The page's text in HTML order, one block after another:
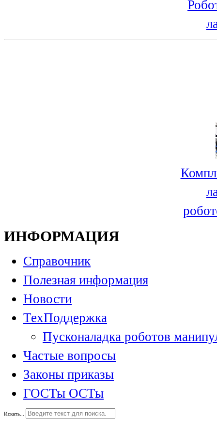
ИНФОРМАЦИЯ
Справочник
Полезная информация
Новости
ТехПоддержка
Пусконаладка роботов
Частые вопросы
Законы приказы
ГОСТы ОСТы
Искать...